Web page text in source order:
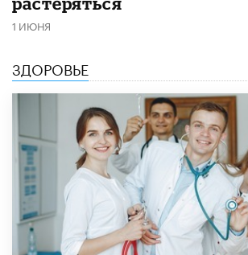
1 ИЮНЯ
ЗДОРОВЬЕ